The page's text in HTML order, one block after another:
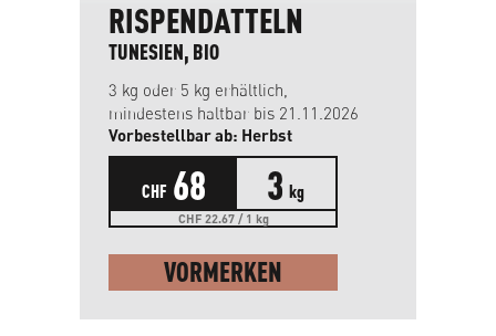
RISPENDATTELN
TUNESIEN, BIO
3 kg oder 5 kg erhältlich,
mindestens haltbar bis 21.11.2026
Vorbestellbar ab: Herbst
CHF 68 3 kg
CHF 22.67 / 1 kg
VORMERKEN